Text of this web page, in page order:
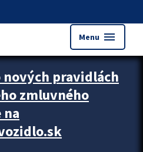
Menu menu
nových pravidlách
zmluvného